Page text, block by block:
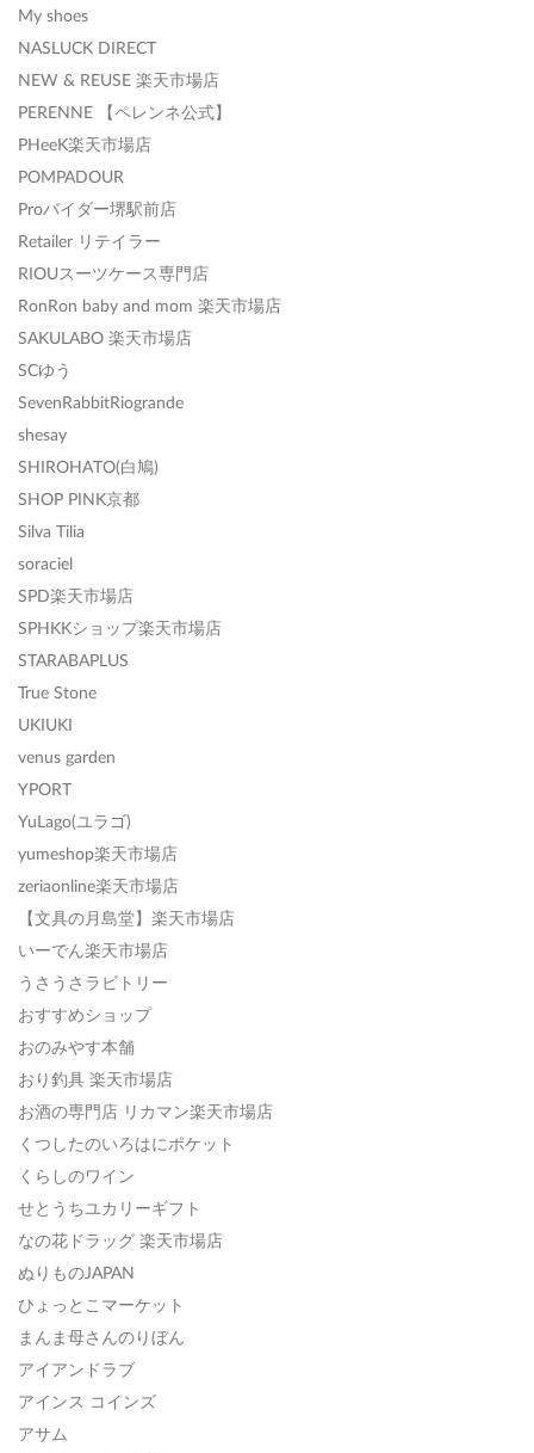
My shoes
NASLUCK DIRECT
NEW & REUSE 楽天市場店
PERENNE 【ペレンネ公式】
PHeeK楽天市場店
POMPADOUR
Proバイダー堺駅前店
Retailer リテイラー
RIOUスーツケース専門店
RonRon baby and mom 楽天市場店
SAKULABO 楽天市場店
SCゆう
SevenRabbitRiogrande
shesay
SHIROHATO(白鳩)
SHOP PINK京都
Silva Tilia
soraciel
SPD楽天市場店
SPHKKショップ楽天市場店
STARABAPLUS
True Stone
UKIUKI
venus garden
YPORT
YuLago(ユラゴ)
yumeshop楽天市場店
zeriaonline楽天市場店
【文具の月島堂】楽天市場店
いーでん楽天市場店
うさうさラビトリー
おすすめショップ
おのみやす本舗
おり釣具 楽天市場店
お酒の専門店 リカマン楽天市場店
くつしたのいろはにポケット
くらしのワイン
せとうちユカリーギフト
なの花ドラッグ 楽天市場店
ぬりものJAPAN
ひょっとこマーケット
まんま母さんのりぼん
アイアンドラブ
アインス コインズ
アサム